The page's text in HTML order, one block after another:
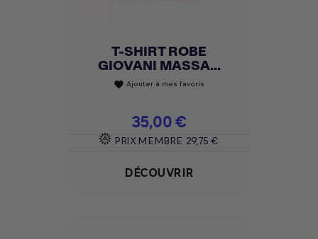
T-SHIRT ROBE
GIOVANI MASSA...
favorite Ajouter à mes favoris
Prix
35,00 €
PRIX MEMBRE 29,75 €
DÉCOUVRIR